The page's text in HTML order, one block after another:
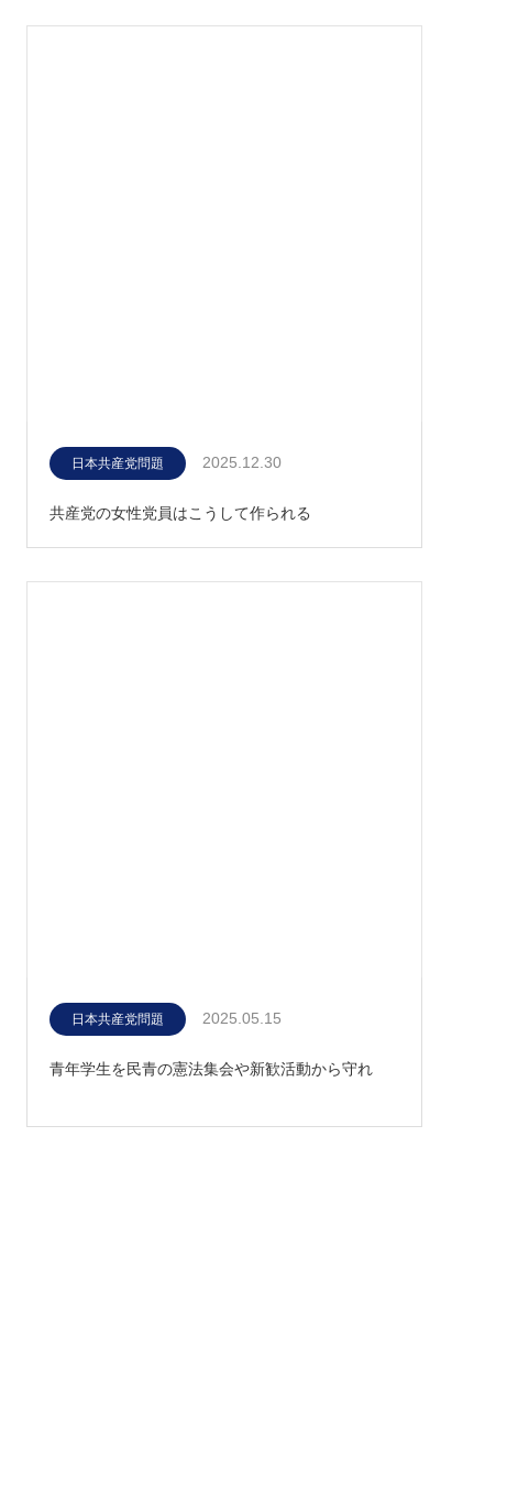
日本共産党問題 2025.12.30
共産党の女性党員はこうして作られる
日本共産党問題 2025.05.15
青年学生を民青の憲法集会や新歓活動から守れ